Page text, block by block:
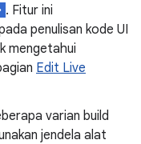
. Fitur ini
penulisan kode UI
mengetahui
Edit Live
varian build
jendela alat